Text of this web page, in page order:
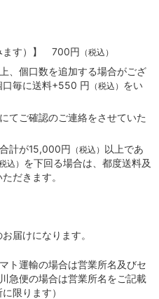
ます）】 700円 （税込）
、個口数を追加する場合がござ
口毎に送料+550 円 （税込） をい
てご確認のご連絡をさせていた
計が15,000円 （税込） 以上であ
込） を下回る場合は、都度送料及
だきます。
届けになります。
ト運輸の場合は営業所名及びセ
急便の場合は営業所名をご記載
限ります）